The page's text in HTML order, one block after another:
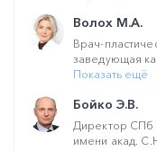
Волох М.А.
Врач-
заведующая
Показать ещё
Бойко Э.В.
Директор СПб
имени акад.